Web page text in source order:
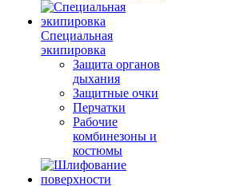
Специальная
экипировка
Защита органов
дыхания
Защитные очки
Перчатки
Рабочие
комбинезоны и
костюмы